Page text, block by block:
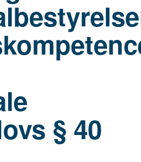
§ 40